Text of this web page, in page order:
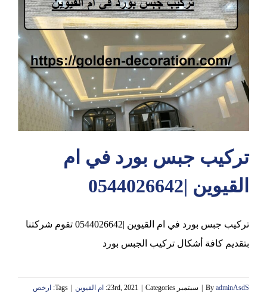
عجمان
تركيب جبس بورد في ام
القيوين |0544026642
تركيب جبس بورد في ام القيوين |0544026642 تقوم شركتنا
بتقديم كافة أشكال تركيب الجبس بورد
By adminAsdS سبتمبر 23rd, 2021 Categories: ام القيوين Tags:
ارخص